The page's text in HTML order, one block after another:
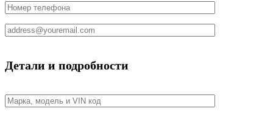
Детали и подробности